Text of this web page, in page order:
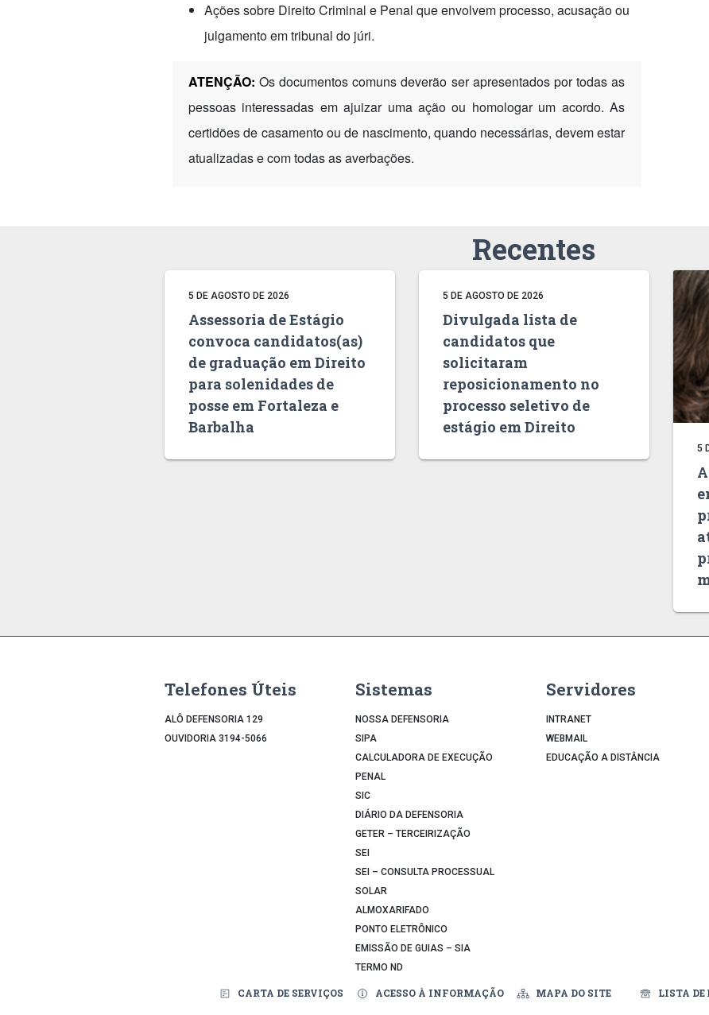
Ações sobre Direito Criminal e Penal que envolvem processo, acusação ou
julgamento em tribunal do júri.
ATENÇÃO: Os documentos comuns deverão ser apresentados por todas as
pessoas interessadas em ajuizar uma ação ou homologar um acordo. As
certidões de casamento ou de nascimento, quando necessárias, devem estar
atualizadas e com todas as averbações.
Recentes
5 DE AGOSTO DE 2026
Assessoria de Estágio
convoca candidatos(as)
de graduação em Direito
para solenidades de
posse em Fortaleza e
Barbalha
5 DE AGOSTO DE 2026
Divulgada lista de
candidatos que
solicitaram
reposicionamento no
processo seletivo de
estágio em Direito
5
Telefones Úteis
ALÔ DEFENSORIA 129
OUVIDORIA 3194-5066
Sistemas
NOSSA DEFENSORIA
SIPA
CALCULADORA DE EXECUÇÃO
PENAL
SIC
DIÁRIO DA DEFENSORIA
GETER – TERCEIRIZAÇÃO
SEI
SEI – CONSULTA PROCESSUAL
SOLAR
ALMOXARIFADO
PONTO ELETRÔNICO
EMISSÃO DE GUIAS – SIA
TERMO ND
Servidores
INTRANET
WEBMAIL
EDUCAÇÃO A DISTÂNCIA
CARTA DE SERVIÇOS ACESSO À INFORMAÇÃO MAPA DO SITE LISTA DE